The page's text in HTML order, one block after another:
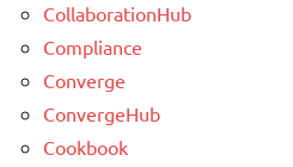
CollaborationHub
Compliance
Converge
ConvergeHub
Cookbook